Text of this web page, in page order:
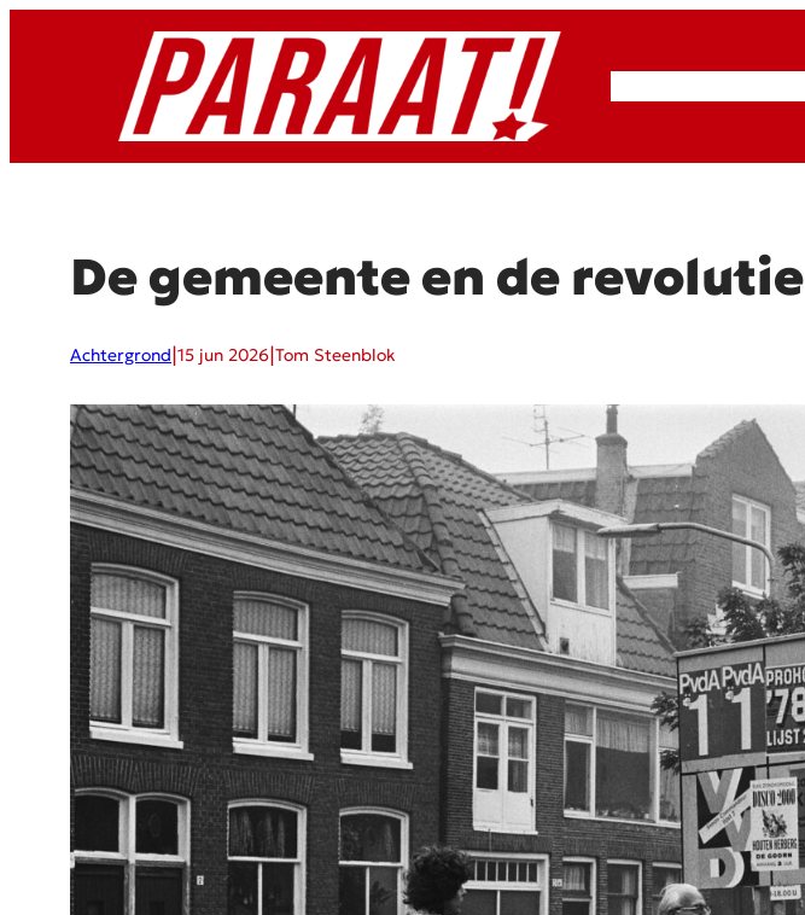
De gemeente en de revolutie
Achtergrond|15 jun 2026|Tom Steenblok